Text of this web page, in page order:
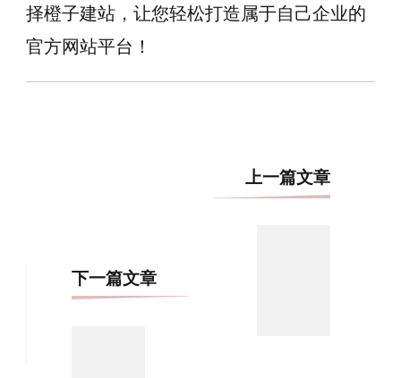
择橙子建站，让您轻松打造属于自己企业的
官方网站平台！
上一篇文章
下一篇文章